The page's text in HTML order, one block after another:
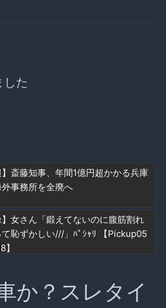
した
】斎藤知事、年間1億円超かかる兵庫
事務所を全廃へ
】女さん「鍛えてないのに腹筋割れ
て恥ずかしい///」ﾊﾟｼｬﾘ 【Pickup05
か？スレタイ